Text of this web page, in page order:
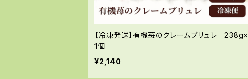
【冷凍発送】有機苺のクレームブリュレ 238g×
1個
¥2,140